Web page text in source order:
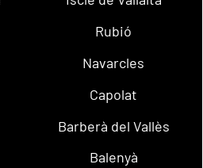
Rubió
Navarcles
Capolat
Barberà del Vallès
Balenyà